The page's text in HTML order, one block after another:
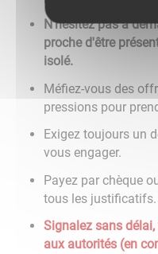
N'hésitez pas à
proche d'être
isolé.
Méfiez-vous des
pressions pour
Exigez toujours un
vous engager.
Payez par chèque
tous les justificatifs.
Signalez sans
aux autorités (en